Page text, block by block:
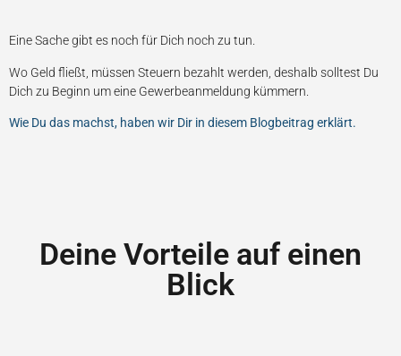
Eine Sache gibt es noch für Dich noch zu tun.
Wo Geld fließt, müssen Steuern bezahlt werden, deshalb solltest Du
Dich zu Beginn um eine Gewerbeanmeldung kümmern.
Wie Du das machst, haben wir Dir in diesem Blogbeitrag erklärt.
Deine Vorteile auf einen
Blick